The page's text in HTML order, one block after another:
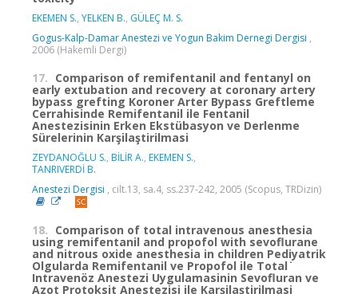
EKEMEN S., YELKEN B., GÜLEÇ M. S.
Gogus-Kalp-Damar Anestezi ve Yogun Bakim Dernegi Dergisi ,
2006 (Hakemli Dergi)
17. Comparison of remifentanil and fentanyl on
early extubation and recovery at coronary artery
bypass grefting Koroner Arter Bypass Greftleme
Cerrahisinde Remifentanil ile Fentanil
Anestezisinin Erken Ekstübasyon ve Derlenme
Sürelerinin Karşilaştirilmasi
ZEYDANOĞLU S., BİLİR A., EKEMEN S.,
TANRIVERDİ B.
Anestezi Dergisi , cilt.13, sa.4, ss.237-242, 2005 (Scopus, TRDizin)
18. Comparison of total intravenous anesthesia
using remifentanil and propofol with sevoflurane
and nitrous oxide anesthesia in children Pediyatrik
Olgularda Remifentanil ve Propofol ile Total ̇
Intravenöz Anestezi Uygulamasinin Sevofluran ve
Azot Protoksit Anestezisi ile Karşilaştirilmasi